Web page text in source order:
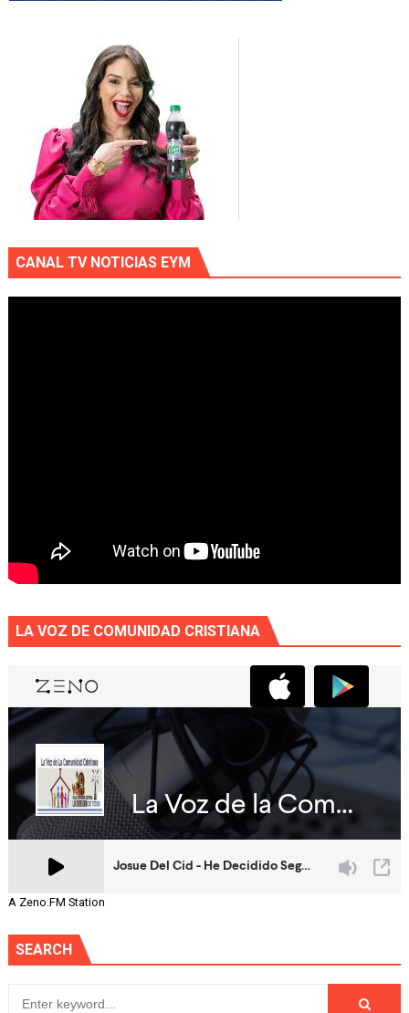
CANAL TV NOTICIAS EYM
LA VOZ DE COMUNIDAD CRISTIANA
A Zeno.FM Station
SEARCH